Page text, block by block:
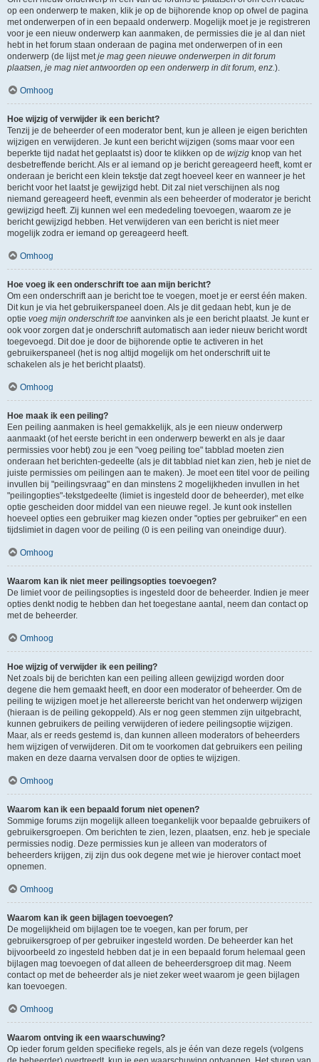
op een onderwerp te maken, klik je op de bijhorende knop op ofwel de pagina
met onderwerpen of in een bepaald onderwerp. Mogelijk moet je je registreren
voor je een nieuw onderwerp kan aanmaken, de permissies die je al dan niet
hebt in het forum staan onderaan de pagina met onderwerpen of in een
onderwerp (de lijst metje mag geen nieuwe onderwerpen in dit forum
plaatsen, je mag niet antwoorden op een onderwerp in dit forum, enz.).
Omhoog
Hoe wijzig of verwijder ik een bericht?
Tenzij je de beheerder of een moderator bent, kun je alleen je eigen berichten
wijzigen en verwijderen. Je kunt een bericht wijzigen (soms maar voor een
beperkte tijd nadat het geplaatst is) door te klikken op de wijzig knop van het
desbetreffende bericht. Als er al iemand op je bericht gereageerd heeft, komt er
onderaan je bericht een klein tekstje dat zegt hoeveel keer en wanneer je het
bericht voor het laatst je gewijzigd hebt. Dit zal niet verschijnen als nog
niemand gereageerd heeft, evenmin als een beheerder of moderator je bericht
gewijzigd heeft. Zij kunnen wel een mededeling toevoegen, waarom ze je
bericht gewijzigd hebben. Het verwijderen van een bericht is niet meer
mogelijk zodra er iemand op gereageerd heeft.
Omhoog
Hoe voeg ik een onderschrift toe aan mijn bericht?
Om een onderschrift aan je bericht toe te voegen, moet je er eerst één maken.
Dit kun je via het gebruikerspaneel doen. Als je dit gedaan hebt, kun je de
optie voeg mijn onderschrift toe aanvinken als je een bericht plaatst. Je kunt er
ook voor zorgen dat je onderschrift automatisch aan ieder nieuw bericht wordt
toegevoegd. Dit doe je door de bijhorende optie te activeren in het
gebruikerspaneel (het is nog altijd mogelijk om het onderschrift uit te
schakelen als je het bericht plaatst).
Omhoog
Hoe maak ik een peiling?
Een peiling aanmaken is heel gemakkelijk, als je een nieuw onderwerp
aanmaakt (of het eerste bericht in een onderwerp bewerkt en als je daar
permissies voor hebt) zou je een "voeg peiling toe" tabblad moeten zien
onderaan het berichten-gedeelte (als je dit tabblad niet kan zien, heb je niet de
juiste permissies om peilingen aan te maken). Je moet een titel voor de peiling
invullen bij "peilingsvraag" en dan minstens 2 mogelijkheden invullen in het
"peilingopties"-tekstgedeelte (limiet is ingesteld door de beheerder), met elke
optie gescheiden door middel van een nieuwe regel. Je kunt ook instellen
hoeveel opties een gebruiker mag kiezen onder "opties per gebruiker" en een
tijdslimiet in dagen voor de peiling (0 is een peiling van oneindige duur).
Omhoog
Waarom kan ik niet meer peilingsopties toevoegen?
De limiet voor de peilingsopties is ingesteld door de beheerder. Indien je meer
opties denkt nodig te hebben dan het toegestane aantal, neem dan contact op
met de beheerder.
Omhoog
Hoe wijzig of verwijder ik een peiling?
Net zoals bij de berichten kan een peiling alleen gewijzigd worden door
degene die hem gemaakt heeft, en door een moderator of beheerder. Om de
peiling te wijzigen moet je het allereerste bericht van het onderwerp wijzigen
(hieraan is de peiling gekoppeld). Als er nog geen stemmen zijn uitgebracht,
kunnen gebruikers de peiling verwijderen of iedere peilingsoptie wijzigen.
Maar, als er reeds gestemd is, dan kunnen alleen moderators of beheerders
hem wijzigen of verwijderen. Dit om te voorkomen dat gebruikers een peiling
maken en deze daarna vervalsen door de opties te wijzigen.
Omhoog
Waarom kan ik een bepaald forum niet openen?
Sommige forums zijn mogelijk alleen toegankelijk voor bepaalde gebruikers of
gebruikersgroepen. Om berichten te zien, lezen, plaatsen, enz. heb je speciale
permissies nodig. Deze permissies kun je alleen van moderators of
beheerders krijgen, zij zijn dus ook degene met wie je hierover contact moet
opnemen.
Omhoog
Waarom kan ik geen bijlagen toevoegen?
De mogelijkheid om bijlagen toe te voegen, kan per forum, per
gebruikersgroep of per gebruiker ingesteld worden. De beheerder kan het
bijvoorbeeld zo ingesteld hebben dat je in een bepaald forum helemaal geen
bijlagen mag toevoegen of dat alleen de beheerdersgroep dit mag. Neem
contact op met de beheerder als je niet zeker weet waarom je geen bijlagen
kan toevoegen.
Omhoog
Waarom ontving ik een waarschuwing?
Op ieder forum gelden specifieke regels, als je één van deze regels (volgens